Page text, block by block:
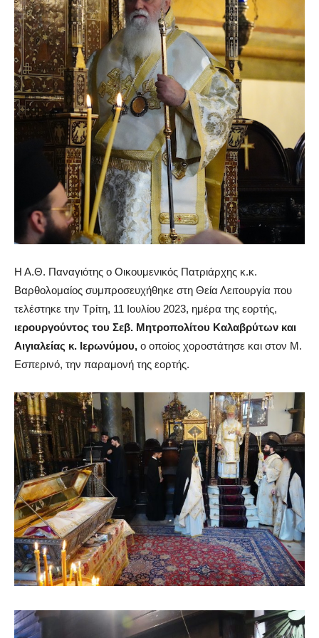
Η Α.Θ. Παναγιότης ο Οικουμενικός Πατριάρχης κ.κ.
Βαρθολομαίος συμπροσευχήθηκε στη Θεία Λειτουργία που
τελέστηκε την Τρίτη, 11 Ιουλίου 2023, ημέρα της εορτής,
ιερουργούντος του Σεβ. Μητροπολίτου Καλαβρύτων και
Αιγιαλείας κ. Ιερωνύμου, ο οποίος χοροστάτησε και στον Μ.
Εσπερινό, την παραμονή της εορτής.